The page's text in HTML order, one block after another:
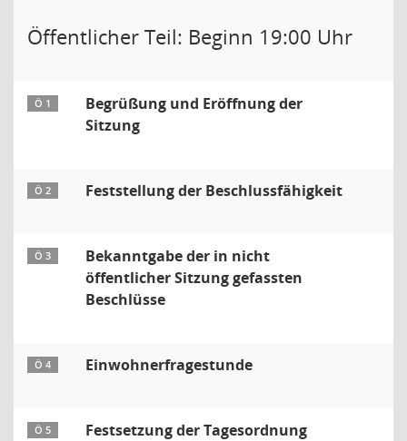
Öffentlicher Teil: Beginn 19:00 Uhr
Ö 1
Begrüßung und Eröffnung der
Sitzung
Ö 2 Feststellung der Beschlussfähigkeit
Ö 3
Bekanntgabe der in nicht
öffentlicher Sitzung gefassten
Beschlüsse
Ö 4 Einwohnerfragestunde
Ö 5 Festsetzung der Tagesordnung